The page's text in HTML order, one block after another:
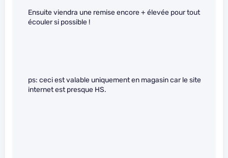
Ensuite viendra une remise encore + élevée pour tout
écouler si possible !
ps: ceci est valable uniquement en magasin car le site
internet est presque HS.